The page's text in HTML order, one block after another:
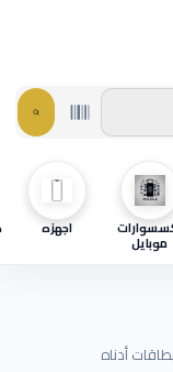
موبايل
اجهزه
أدناه